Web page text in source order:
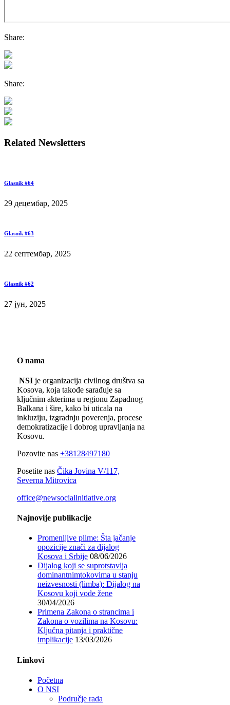
Share:
Share:
Related Newsletters
Glasnik #64
29 децембар, 2025
Glasnik #63
22 септембар, 2025
Glasnik #62
27 јун, 2025
O nama
NSI je organizacija civilnog društva sa
Kosova, koja takođe sarađuje sa
ključnim akterima u regionu Zapadnog
Balkana i šire, kako bi uticala na
inkluziju, izgradnju poverenja, procese
demokratizacije i dobrog upravljanja na
Kosovu.
Pozovite nas +38128497180
Posetite nas Čika Jovina V/117,
Severna Mitrovica
office@newsocialinitiative.org
Najnovije publikacije
Promenljive plime: Šta jačanje
opozicije znači za dijalog
Kosova i Srbije 08/06/2026
Dijalog koji se suprotstavlja
dominantnimtokovima u stanju
neizvesnosti (limba): Dijalog na
Kosovu koji vode žene
30/04/2026
Primena Zakona o strancima i
Zakona o vozilima na Kosovu:
Ključna pitanja i praktične
implikacije 13/03/2026
Linkovi
Početna
O NSI
Područje rada